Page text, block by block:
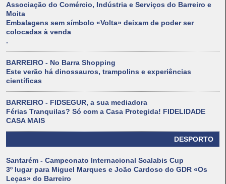
Associação do Comércio, Indústria e Serviços do Barreiro e
Moita
Embalagens sem símbolo «Volta» deixam de poder ser
colocadas à venda
.
BARREIRO - No Barra Shopping
Este verão há dinossauros, trampolins e experiências
científicas
BARREIRO - FIDSEGUR, a sua mediadora
Férias Tranquilas? Só com a Casa Protegida! FIDELIDADE
CASA MAIS
DESPORTO
Santarém - Campeonato Internacional Scalabis Cup
3º lugar para Miguel Marques e João Cardoso do GDR «Os
Leças» do Barreiro